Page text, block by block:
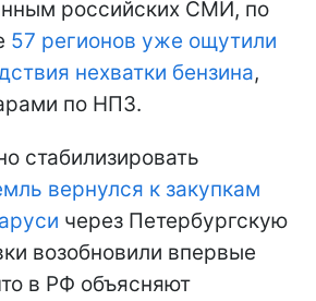
российских СМИ, по
57 регионов уже ощутили
нехватки бензина,
по НПЗ.
стабилизировать
вернулся к закупкам
через Петербургскую
возобновили впервые
в РФ объясняют